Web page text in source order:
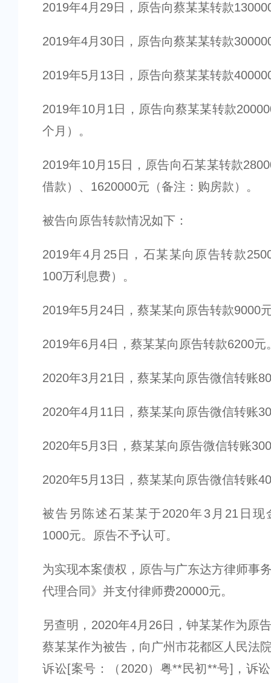
2019年4月29日，原告向蔡某某转款
2019年4月30日，原告向蔡某某转款
2019年5月13日，原告向蔡某某转款
2019年10月1日，原告向蔡某某转款
个月）。
2019年10月15日，原告向石某某转款
借款）、1620000元（备注：购房款）。
被告向原告转款情况如下：
2019年4月25日，石某某向原告转款
100万利息费）。
2019年5月24日，蔡某某向原告转款9000
2019年6月4日，蔡某某向原告转款6200元
2020年3月21日，蔡某某向原告微信转账
2020年4月11日，蔡某某向原告微信转账
2020年5月3日，蔡某某向原告微信转账
2020年5月13日，蔡某某向原告微信转账
被告另陈述石某某于2020年3月21日现
1000元。原告不予认可。
为实现本案债权，原告与广东达方律师事
代理合同》并支付律师费20000元。
另查明，2020年4月26日，钟某某作为原
蔡某某作为被告，向广州市花都区人民法
诉讼[案号：（2020）粤**民初**号]，诉